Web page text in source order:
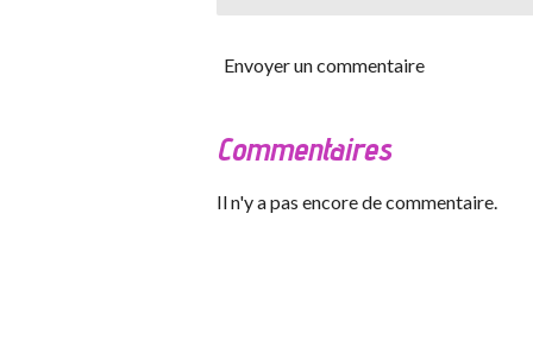
Envoyer un commentaire
Commentaires
Il n'y a pas encore de commentaire.